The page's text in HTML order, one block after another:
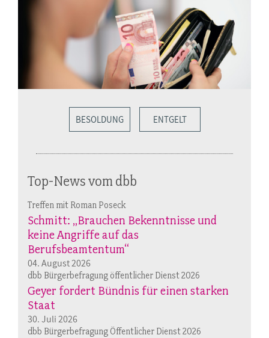
BESOLDUNG ENTGELT
Top-News vom dbb
Treffen mit Roman Poseck
Schmitt: „Brauchen Bekenntnisse und
keine Angriffe auf das
Berufsbeamtentum“
04. August 2026
dbb Bürgerbefragung öffentlicher Dienst 2026
Geyer fordert Bündnis für einen starken
Staat
30. Juli 2026
dbb Bürgerbefragung Öffentlicher Dienst 2026